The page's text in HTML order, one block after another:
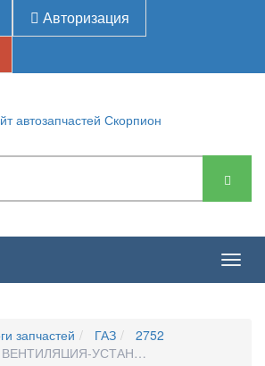
Авторизация
запчастей ГАЗ
2752
УСТАНОВКА ОТОПИТЕЛЯ